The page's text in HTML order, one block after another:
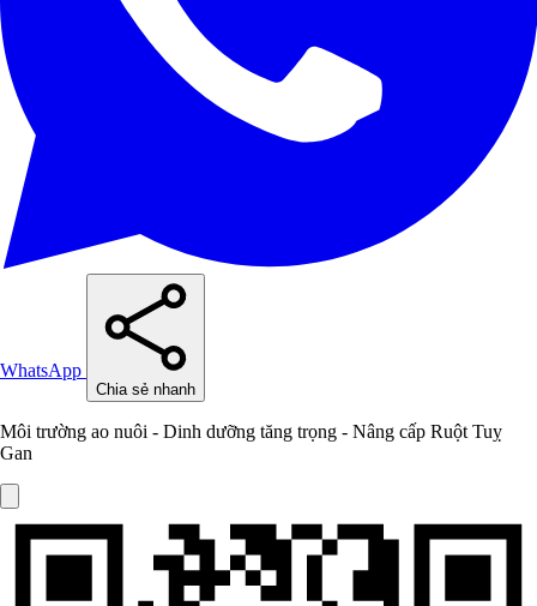
WhatsApp
Chia sẻ nhanh
Môi trường ao nuôi - Dinh dưỡng tăng trọng - Nâng cấp Ruột Tuỵ
Gan